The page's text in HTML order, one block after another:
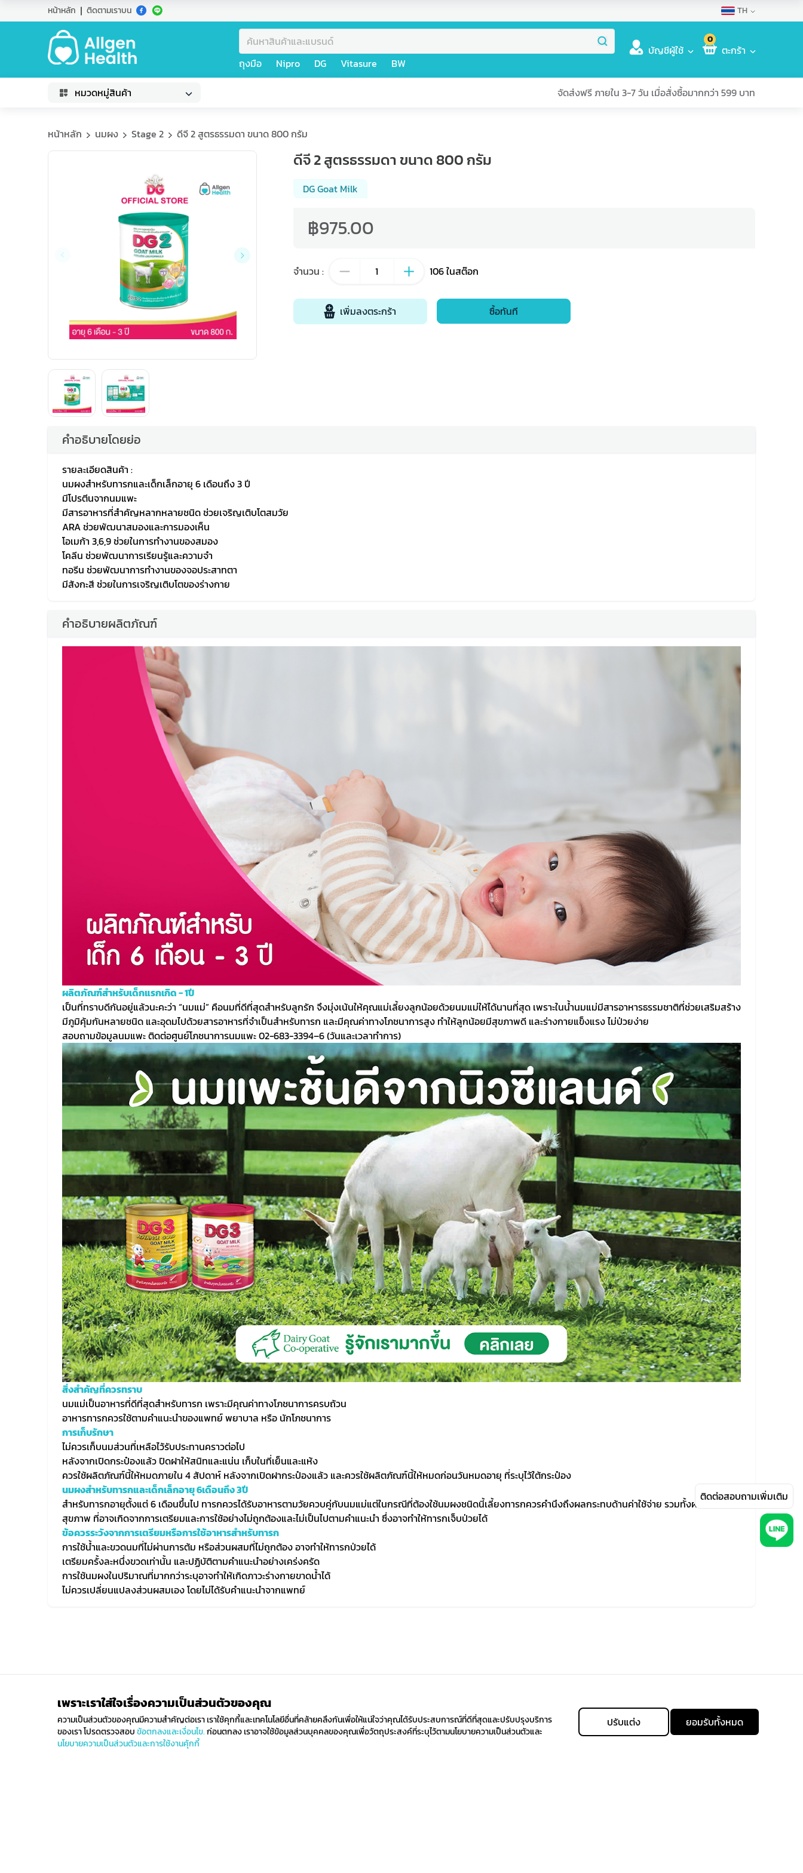
หน้าหลัก ติดตามเราบน TH
ถุงมือ Nipro DG Vitasure BW
บัญชีผู้ใช้
0
ตะกร้า
หมวดหมู่สินค้า จัดส่งฟรี ภายใน 3-7 วัน เมื่อสั่งซื้อมากกว่า 599 บาท
หน้าหลัก นมผง Stage 2 ดีจี 2 สูตรธรรมดา ขนาด 800 กรัม
ดีจี 2 สูตรธรรมดา ขนาด 800 กรัม
DG Goat Milk
฿975.00
จำนวน : 106ในสต๊อก
เพิ่มลงตระกร้า ซื้อทันที
คำอธิบายโดยย่อ
รายละเอียดสินค้า :
นมผงสำหรับทารกและเด็กเล็กอายุ 6 เดือนถึง 3 ปี
มีโปรตีนจากนมแพะ
มีสารอาหารที่สำคัญหลากหลายชนิด ช่วยเจริญเติบโตสมวัย
ARA ช่วยพัฒนาสมองและการมองเห็น
โอเมก้า 3,6,9 ช่วยในการทำงานของสมอง
โคลีน ช่วยพัฒนาการเรียนรู้และความจำ
ทอรีน ช่วยพัฒนาการทำงานของจอประสาทตา
มีสังกะสี ช่วยในการเจริญเติบโตของร่างกาย
คำอธิบายผลิตภัณฑ์
ผลิตภัณฑ์สำหรับเด็กแรกเกิด - 1ปี
เป็นที่ทราบดีกันอยู่แล้วนะคะว่า “นมแม่” คือนมที่ดีที่สุดสำหรับลูกรัก จึงมุ่งเน้นให้คุณแม่เลี้ยงลูกน้อยด้วยนมแม่ให้ได้นานที่สุด เพราะในน้ำนมแม่มีสารอาหารธรรมชาติที่ช่วยเสริมสร้าง
มีภูมิคุ้มกันหลายชนิด และอุดมไปด้วยสารอาหารที่จำเป็นสำหรับทารก และมีคุณค่าทางโภชนาการสูง ทำให้ลูกน้อยมีสุขภาพดี และร่างกายแข็งแรง ไม่ป่วยง่าย
สอบถามข้อมูลนมแพะ ติดต่อศูนย์โภชนาการนมแพะ 02-683-3394–6 (วันและเวลาทำการ)
สิ่งสำคัญที่ควรทราบ
นมแม่เป็นอาหารที่ดีที่สุดสำหรับทารก เพราะมีคุณค่าทางโภชนาการครบถ้วน
อาหารทารกควรใช้ตามคำแนะนำของแพทย์ พยาบาล หรือ นักโภชนาการ
การเก็บรักษา
ไม่ควรเก็บนมส่วนที่เหลือไว้รับประทานคราวต่อไป
หลังจากเปิดกระป๋องแล้ว ปิดฝาให้สนิทและแน่น เก็บในที่เย็นและแห้ง
ควรใช้ผลิตภัณฑ์นี้ให้หมดภายใน 4 สัปดาห์ หลังจากเปิดฝากระป๋องแล้ว และควรใช้ผลิตภัณฑ์นี้ให้หมดก่อนวันหมดอายุ ที่ระบุไว้ใต้กระป๋อง
นมผงสำหรับทารกและเด็กเล็กอายุ 6เดือนถึง 3ปี
สำหรับทารกอายุตั้งแต่ 6 เดือนขึ้นไป ทารกควรได้รับอาหารตามวัยควบคู่กับนมแม่แต่ในกรณีที่ต้องใช้นมผงชนิดนี้เลี้ยงทารกควรคำนึงถึงผลกระทบด้านค่าใช้จ่าย รวมทั้งผลเสียต่อ
สุขภาพ ที่อาจเกิดจากการเตรียมและการใช้อย่างไม่ถูกต้องและไม่เป็นไปตามคำแนะนำ ซึ่งอาจทำให้ทารกเจ็บป่วยได้
ข้อควรระวังจากการเตรียมหรือการใช้อาหารสำหรับทารก
การใช้น้ำและขวดนมที่ไม่ผ่านการต้ม หรือส่วนผสมที่ไม่ถูกต้อง อาจทำให้ทารกป่วยได้
เตรียมครั้งละหนึ่งขวดเท่านั้น และปฏิบัติตามคำแนะนำอย่างเคร่งครัด
การใช้นมผงในปริมาณที่มากกว่าระบุอาจทำให้เกิดภาวะร่างกายขาดน้ำได้
ไม่ควรเปลี่ยนแปลงส่วนผสมเอง โดยไม่ได้รับคำแนะนำจากแพทย์
เพราะเราใส่ใจเรื่องความเป็นส่วนตัวของคุณ
ความเป็นส่วนตัวของคุณมีความสำคัญต่อเรา เราใช้คุกกี้และเทคโนโลยีอื่นที่คล้ายคลึงกันเพื่อให้แน่ใจว่าคุณได้รับประสบการณ์ที่ดีที่สุดและปรับปรุงบริการ
ของเรา โปรดตรวจสอบข้อตกลงและเงื่อนไข.ก่อนตกลง เราอาจใช้ข้อมูลส่วนบุคคลของคุณเพื่อวัตถุประสงค์ที่ระบุไว้ตามนโยบายความเป็นส่วนตัวและ
นโยบายความเป็นส่วนตัวและการใช้งานคุ้กกี้
ปรับแต่ง ยอมรับทั้งหมด
ติดต่อสอบถามเพิ่มเติม